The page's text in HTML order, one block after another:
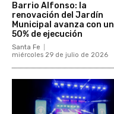
Barrio Alfonso: la
renovación del Jardín
Municipal avanza con un
50% de ejecución
Santa Fe
miércoles 29 de julio de 2026